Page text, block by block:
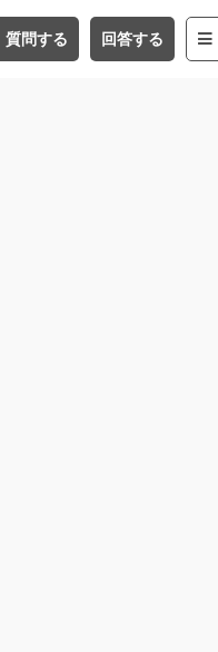
質問する 回答する